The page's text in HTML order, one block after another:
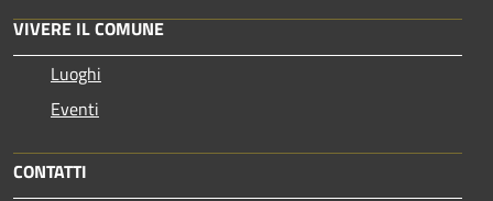
VIVERE IL COMUNE
Luoghi
Eventi
CONTATTI